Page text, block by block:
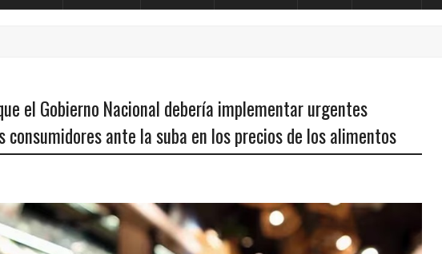
el Gobierno Nacional debería implementar urgentes
consumidores ante la suba en los precios de los alimentos